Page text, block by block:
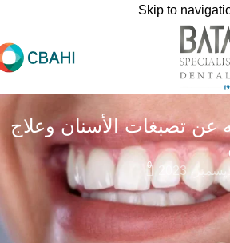
Skip to
عن تصبغات الأسنان وعلاج
0
لون الأسنانيعود لأسباب كثيرة لا يمكن
الصدمة أو المرض، وهناك أسباب أخرى يمكن
وسوء نظافة الفم، وأيضاً هناك حالات تغير